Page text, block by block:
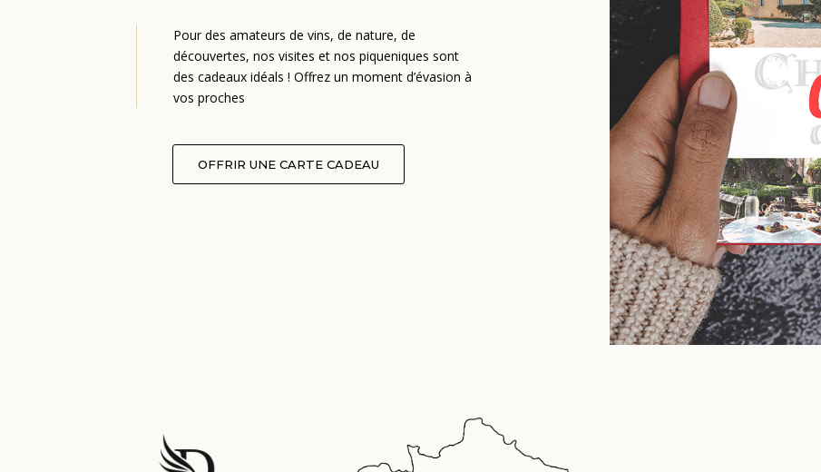
Pour des amateurs de vins, de nature, de
découvertes, nos visites et nos piqueniques sont
des cadeaux idéals ! Offrez un moment d’évasion à
vos proches
OFFRIR UNE CARTE CADEAU